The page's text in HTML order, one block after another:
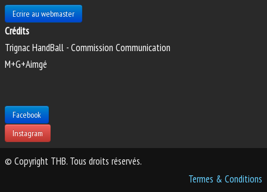
Ecrire au webmaster
Crédits
Trignac HandBall - Commission Communication
M+G+Aimgé
Facebook
Instagram
© Copyright THB. Tous droits réservés.
Termes & Conditions